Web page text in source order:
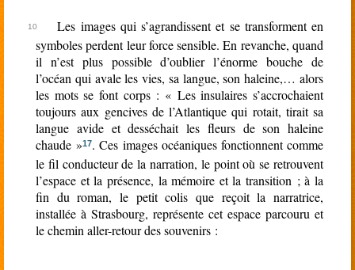
Les images qui s’agrandissent et se transforment en
symboles perdent leur force sensible. En revanche, quand
il n’est plus possible d’oublier l’énorme bouche de
l’océan qui avale les vies, sa langue, son haleine,… alors
les mots se font corps : « Les insulaires s’accrochaient
toujours aux gencives de l’Atlantique qui rotait, tirait sa
langue avide et desséchait les fleurs de son haleine
chaude »17. Ces images océaniques fonctionnent comme
le fil conducteur de la narration, le point où se retrouvent
l’espace et la présence, la mémoire et la transition ; à la
fin du roman, le petit colis que reçoit la narratrice,
installée à Strasbourg, représente cet espace parcouru et
le chemin aller-retour des souvenirs :